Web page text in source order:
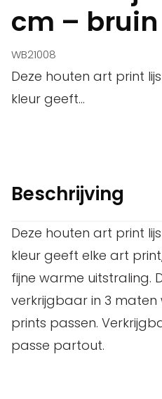
cm – bruin
WB21008
Deze houten art print
kleur geeft...
Beschrijving
Deze houten art print
kleur geeft elke art
fijne warme uitstraling.
verkrijgbaar in 3
prints passen.
passe partout.